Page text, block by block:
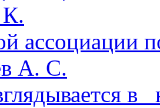
ассоциации
А. С.
в